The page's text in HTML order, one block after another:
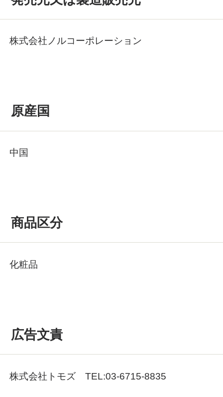
株式会社ノルコーポレーション
原産国
中国
商品区分
化粧品
広告文責
株式会社トモズ TEL:03-6715-8835